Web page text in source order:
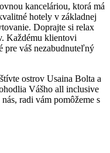
kanceláriou, ktorá má
hotely v základnej
Doprajte si relax
Každému klientovi
pre váš nezabudnuteľný
ostrov Usaina Bolta a
Vášho all inclusive
radi vám pomôžeme s